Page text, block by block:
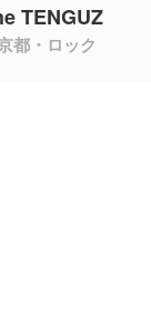
TENGUZ
都・ロック